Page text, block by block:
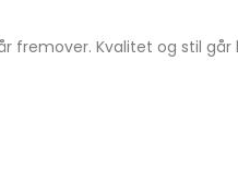
Kvalitet og stil går